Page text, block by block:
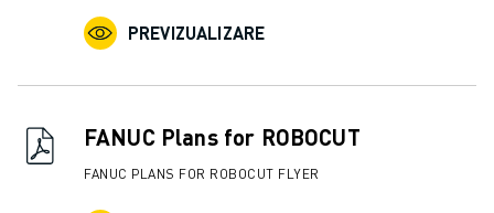
PREVIZUALIZARE
FANUC Plans for ROBOCUT
FANUC PLANS FOR ROBOCUT FLYER